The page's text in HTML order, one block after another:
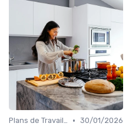
Plans de Travail en Stratifié • 30/01/2026